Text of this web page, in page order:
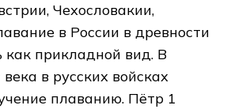
Чехословакии,
в России в древности
как прикладной вид. В
в русских войсках
плаванию. Пётр 1